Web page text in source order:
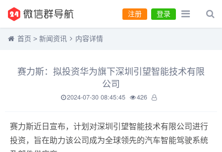
登录
注册
首页 > 新闻资讯 内容详情
赛力斯：拟投资华为旗下深圳引望智能技术有限
公司
2024-07-30 08:45:45 426
赛力斯近日宣布，计划对深圳引望智能技术有限公司进行
投资，旨在助力该公司成为全球领先的汽车智能驾驶系统